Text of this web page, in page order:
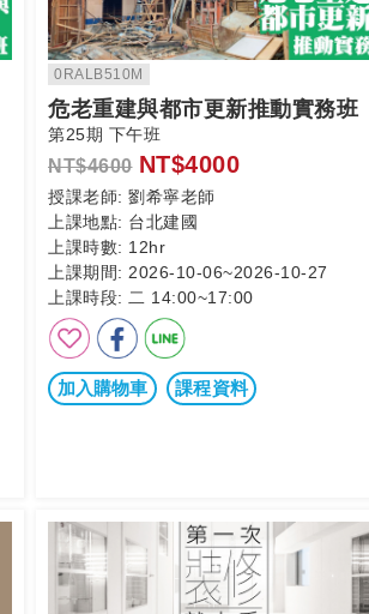
0RALB510M
危老重建與都市更新推動實務班
第25期 下午班
NT$4600 NT$4000
授課老師: 劉希寧老師
上課地點: 台北建國
上課時數: 12hr
上課期間: 2026-10-06~2026-10-27
上課時段: 二 14:00~17:00
加入購物車 課程資料